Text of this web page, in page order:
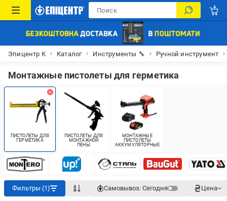
Эпицентр К Каталог Инструменты 🔧 Ручной инструмент
Монтажные пистолеты для герметика
ПИСТОЛЕТЫ ДЛЯ
ГЕРМЕТИКА
ПИСТОЛЕТЫ ДЛЯ
МОНТАЖНОЙ
ПЕНЫ
МОНТАЖНЫЕ
ПИСТОЛЕТЫ
АККУМУЛЯТОРНЫЕ
Фильтры (1) Самовывоз: Сегодня Цена